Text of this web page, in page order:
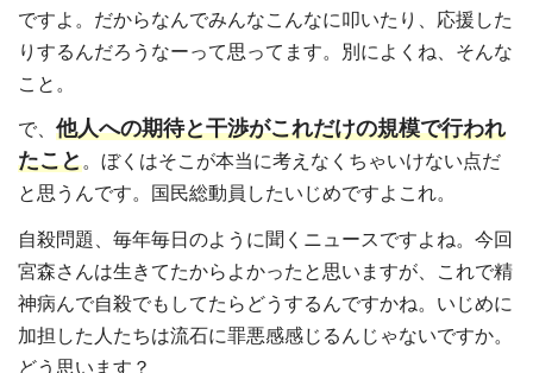
ですよ。だからなんでみんなこんなに叩いたり、応援した
りするんだろうなーって思ってます。別によくね、そんな
こと。
で、 他人への期待と干渉がこれだけの規模で行われ
たこと。ぼくはそこが本当に考えなくちゃいけない点だ
と思うんです。国民総動員したいじめですよこれ。
自殺問題、毎年毎日のように聞くニュースですよね。今回
宮森さんは生きてたからよかったと思いますが、これで精
神病んで自殺でもしてたらどうするんですかね。いじめに
加担した人たちは流石に罪悪感感じるんじゃないですか。
どう思います？